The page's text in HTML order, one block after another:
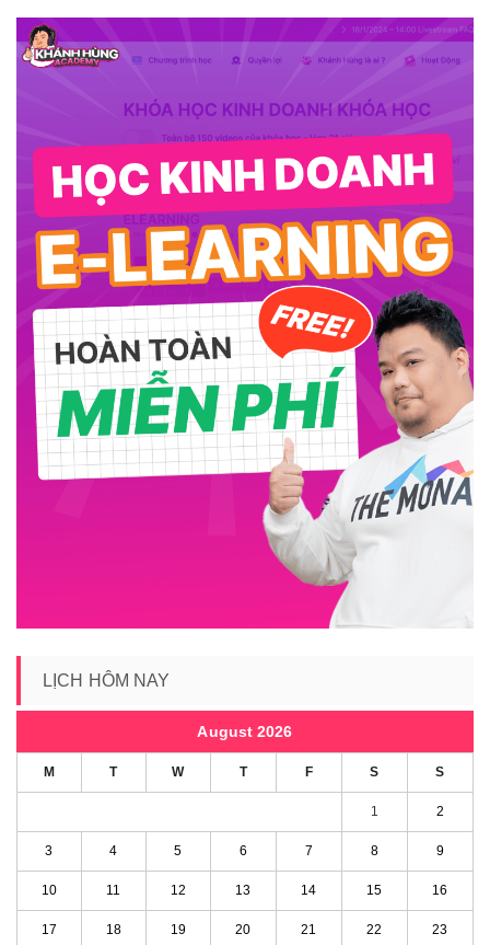
LỊCH HÔM NAY
August 2026
M T W T F S S
1 2
3 4 5 6 7 8 9
10 11 12 13 14 15 16
17 18 19 20 21 22 23